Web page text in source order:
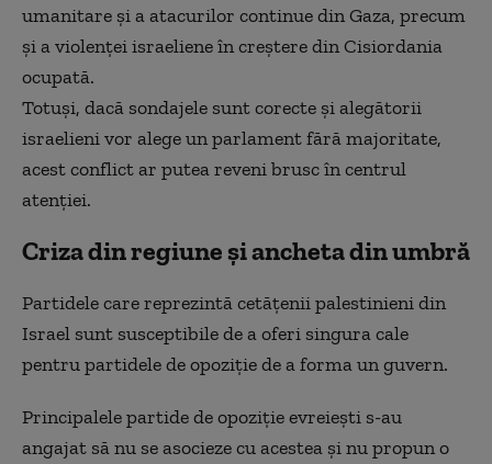
umanitare și a atacurilor continue din Gaza, precum
și a violenței israeliene în creștere din Cisiordania
ocupată.
Totuși, dacă sondajele sunt corecte și alegătorii
israelieni vor alege un parlament fără majoritate,
acest conflict ar putea reveni brusc în centrul
atenției.
Criza din regiune și ancheta din umbră
Partidele care reprezintă cetățenii palestinieni din
Israel sunt susceptibile de a oferi singura cale
pentru partidele de opoziție de a forma un guvern.
Principalele partide de opoziție evreiești s-au
angajat să nu se asocieze cu acestea și nu propun o